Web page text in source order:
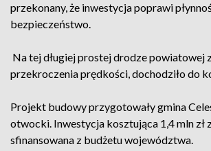
przekonany, że inwestycja poprawi
bezpieczeństwo.
Na tej długiej prostej drodze powiatowej
przekroczenia prędkości, dochodziło do
Projekt budowy przygotowały gmina
otwocki. Inwestycja kosztująca 1,4 mln zł
sfinansowana z budżetu województwa.